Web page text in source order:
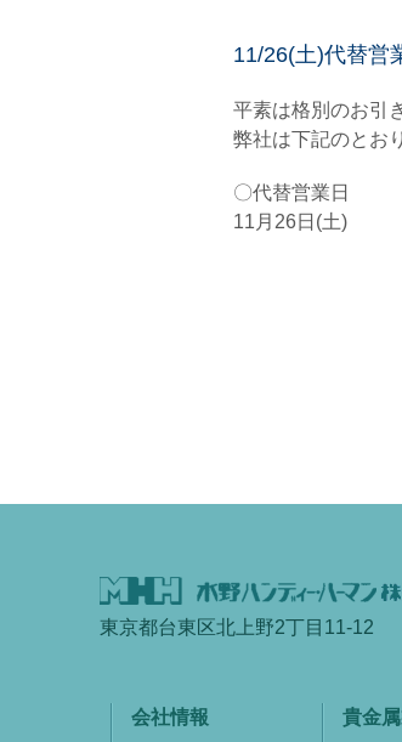
11/26(土)代替営
平素は格別のお引
弊社は下記のとお
〇代替営業日
11月26日(土)
東京都台東区北上野2丁目11-12
会社情報 貴金